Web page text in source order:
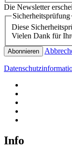
Die Newsletter
Sicherheitsprüfung
Diese
Vielen Dank für
Info